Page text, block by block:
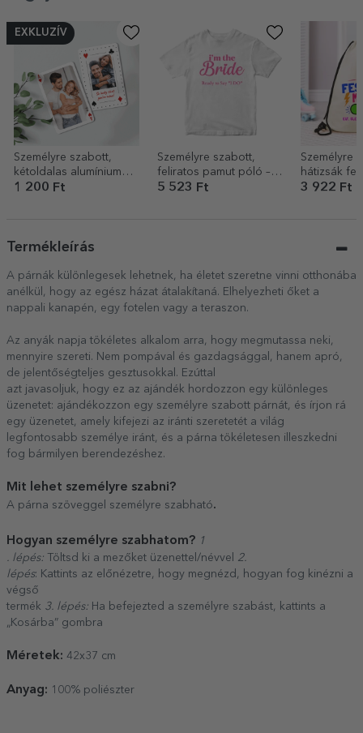
EXKLUZÍV
Személyre szabott,
kétoldalas alumínium
kártya fotókkal és
1 200 Ft
Személyre szabott,
feliratos pamut póló – A
menyasszony csapata
5 523 Ft
Személyre
hátizsák
Festival
3 922 Ft
Termékleírás
A párnák különlegesek lehetnek, ha életet szeretne vinni otthonába
anélkül, hogy az egész házat átalakítaná. Elhelyezheti őket a
nappali kanapén, egy fotelen vagy a teraszon.
Az anyák napja tökéletes alkalom arra, hogy megmutassa neki,
mennyire szereti. Nem pompával és gazdagsággal, hanem apró,
de jelentőségteljes gesztusokkal. Ezúttal
azt javasoljuk, hogy ez az ajándék hordozzon egy különleges
üzenetet: ajándékozzon egy személyre szabott párnát, és írjon rá
egy üzenetet, amely kifejezi az iránti szeretetét a világ
legfontosabb személye iránt, és a párna tökéletesen illeszkedni
fog bármilyen berendezéshez.
Mit lehet személyre szabni?
A párna szöveggel személyre szabható.
Hogyan személyre szabhatom? 1
. lépés: Töltsd ki a mezőket üzenettel/névvel 2.
lépés: Kattints az előnézetre, hogy megnézd, hogyan fog kinézni a
végső
termék 3. lépés: Ha befejezted a személyre szabást, kattints a
„Kosárba” gombra
Méretek: 42x37 cm
Anyag: 100% poliészter